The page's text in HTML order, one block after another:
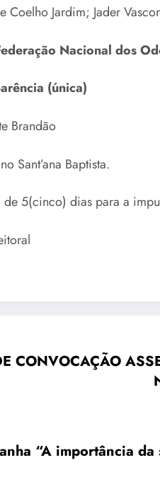
Coelho Jardim; Jader
Nacional dos
(única)
Brandão
Sant’ana Baptista.
5(cinco) dias para a
CONVOCAÇÃO
“A importância